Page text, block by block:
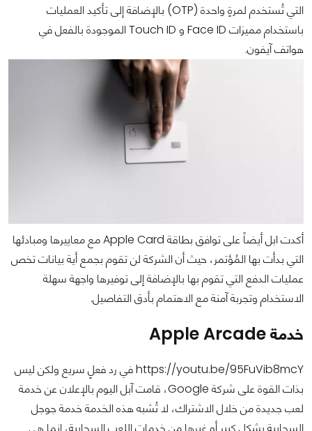
التي تُستخدم لمرةٍ واحدة (OTP) بالإضافة إلى تأكيد العمليات
باستخدام مميزات Face ID و Touch ID الموجودة بالفعل في
هواتف آيفون.
أكدت ابل أيضاً على توافق بطاقة Apple Card مع معاييرها ومبادئها
التي بدأت بها المُؤتمر، حيث أن الشركة لن تقوم بجمع أية بيانات تخص
عمليات الدفع التي تقوم بها بالإضافة إلى توفيرها واجهة سهلة
الاستخدام وتجربة آمنة مع الاهتمام بأدق التفاصيل.
خدمة Apple Arcade
https://youtu.be/95FuVib8mcY في رد فعلٍ سريع ولكن ليس
بذات القوة على شركة Google، قامت آبل اليوم بالإعلان عن خدمة
لعب جديدة من خلال الاشتراك، لا تُشبه هذه الخدمة خدمة جوجل